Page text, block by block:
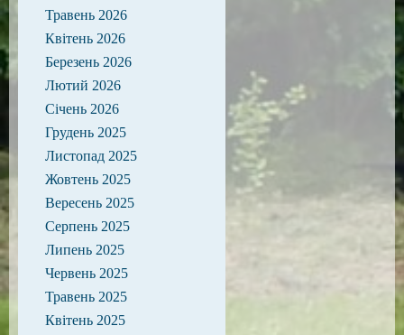
Травень 2026
Квітень 2026
Березень 2026
Лютий 2026
Січень 2026
Грудень 2025
Листопад 2025
Жовтень 2025
Вересень 2025
Серпень 2025
Липень 2025
Червень 2025
Травень 2025
Квітень 2025